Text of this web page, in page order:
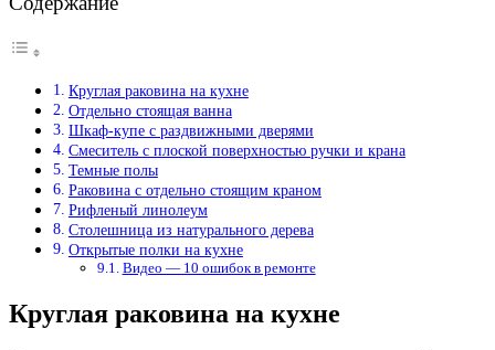
Круглая раковина на кухне
Отдельно стоящая ванна
Шкаф-купе с раздвижными дверями
Смеситель с плоской поверхностью ручки и крана
Темные полы
Раковина с отдельно стоящим краном
Рифленый линолеум
Столешница из натурального дерева
Открытые полки на кухне
Видео — 10 ошибок в ремонте
Круглая раковина на кухне